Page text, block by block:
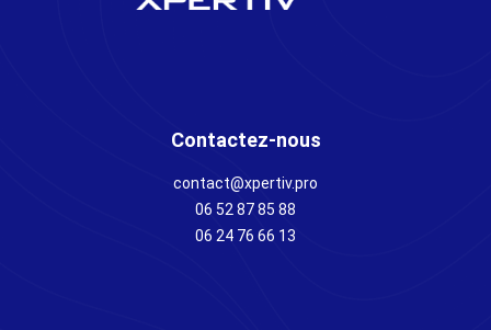
Contactez-nous
contact@xpertiv.pro
06 52 87 85 88
06 24 76 66 13